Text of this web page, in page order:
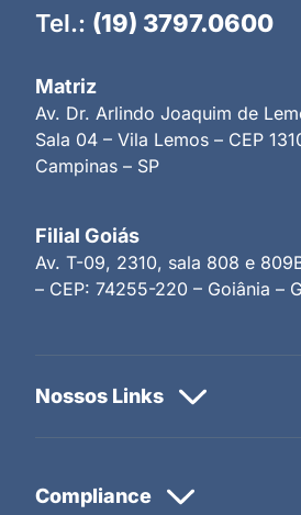
Tel.: (19) 3797.0600
Matriz
Av. Dr. Arlindo Joaquim de
Sala 04 – Vila Lemos – CEP
Campinas – SP
Filial Goiás
Av. T-09, 2310, sala 808 e
– CEP: 74255-220 – Goiânia –